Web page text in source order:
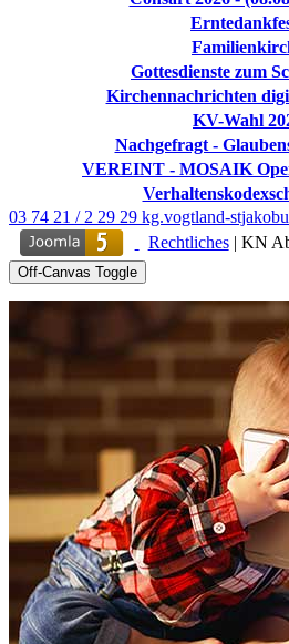
Gottesdienste zum
Kirchennachrichten
KV-Wahl
Nachgefragt -
VEREINT - MOSAIK
03 74 21 / 2 29 29 kg.vogtland-
Rechtliches| KN
Off-Canvas Toggle